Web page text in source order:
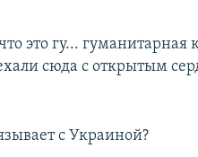
это гу... гуманитарная
сюда с открытым
с Украиной?